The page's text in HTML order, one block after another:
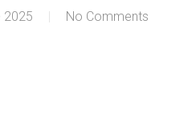
2025 No Comments